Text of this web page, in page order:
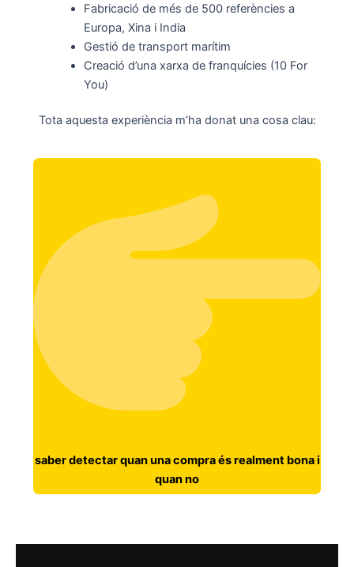
Fabricació de més de 500 referències a
Europa, Xina i India
Gestió de transport marítim
Creació d’una xarxa de franquícies (10 For
You)
Tota aquesta experiència m’ha donat una cosa clau:
saber detectar quan una compra és realment bona i
quan no